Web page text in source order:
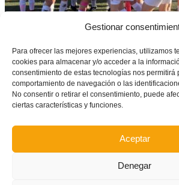
Gestionar
Para ofrecer las mejores experiencias, utilizamos
cookies para almacenar y/o acceder a la
consentimiento de estas tecnologías nos permitirá
comportamiento de navegación o las
No consentir o retirar el consentimiento, puede
ciertas características y funciones.
Aceptar
Denegar
La I Copa Valenta Cadete irrumpe en el